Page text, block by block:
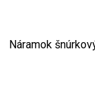
Náramok